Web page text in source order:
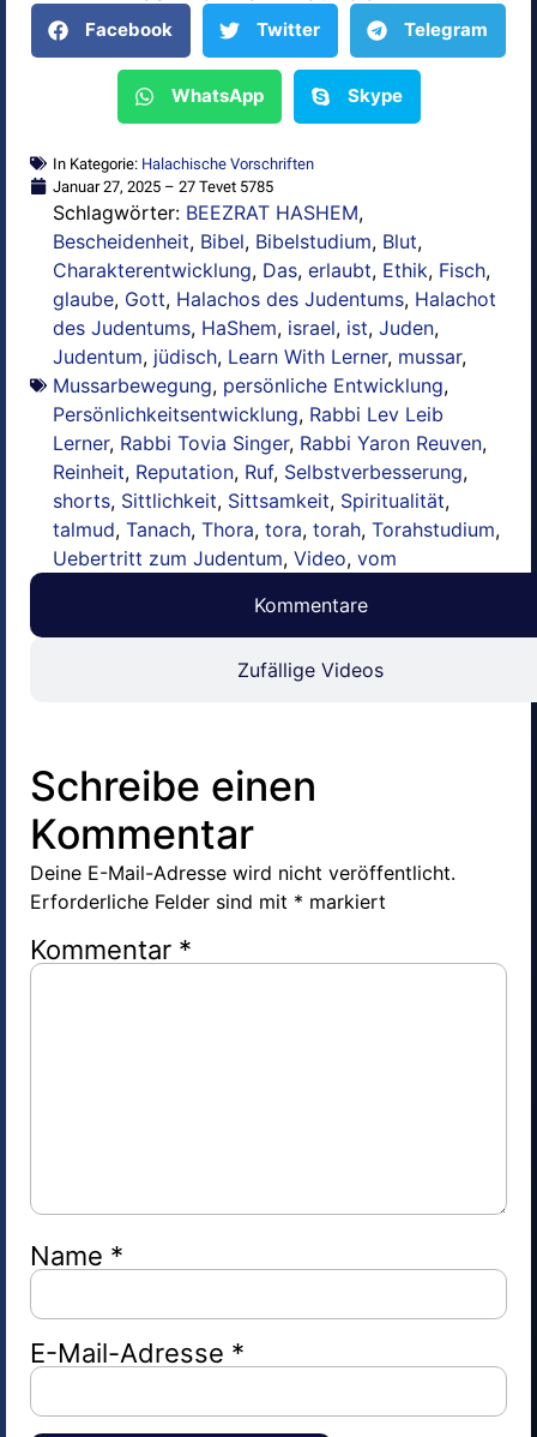
Facebook Twitter Telegram
WhatsApp Skype
In Kategorie: Halachische Vorschriften
Januar 27, 2025 – 27 Tevet 5785
Schlagwörter: BEEZRAT HASHEM,
Bescheidenheit, Bibel, Bibelstudium, Blut,
Charakterentwicklung, Das, erlaubt, Ethik, Fisch,
glaube, Gott, Halachos des Judentums, Halachot
des Judentums, HaShem, israel, ist, Juden,
Judentum, jüdisch, Learn With Lerner, mussar,
Mussarbewegung, persönliche Entwicklung,
Persönlichkeitsentwicklung, Rabbi Lev Leib
Lerner, Rabbi Tovia Singer, Rabbi Yaron Reuven,
Reinheit, Reputation, Ruf, Selbstverbesserung,
shorts, Sittlichkeit, Sittsamkeit, Spiritualität,
talmud, Tanach, Thora, tora, torah, Torahstudium,
Uebertritt zum Judentum, Video, vom
Kommentare
Zufällige Videos
Schreibe einen
Kommentar
Deine E-Mail-Adresse wird nicht veröffentlicht.
Erforderliche Felder sind mit * markiert
Kommentar *
Name *
E-Mail-Adresse *